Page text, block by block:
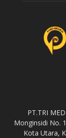
PT.TRI
Monginsidi No.
Kota Utara,